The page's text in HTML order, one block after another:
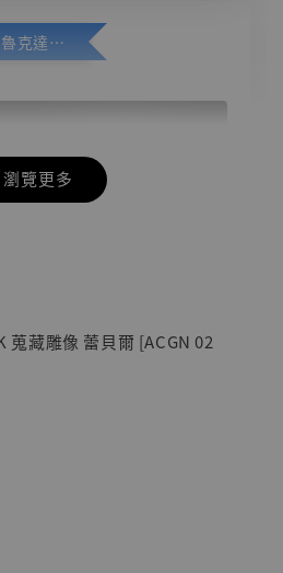
加購優惠【海賊王 布魯克達摩 [7STARS Studio]】
王 系列蒐藏雕像 布魯克達
瀏覽更多
蒐藏雕像 蕾貝爾 [ACGN 02